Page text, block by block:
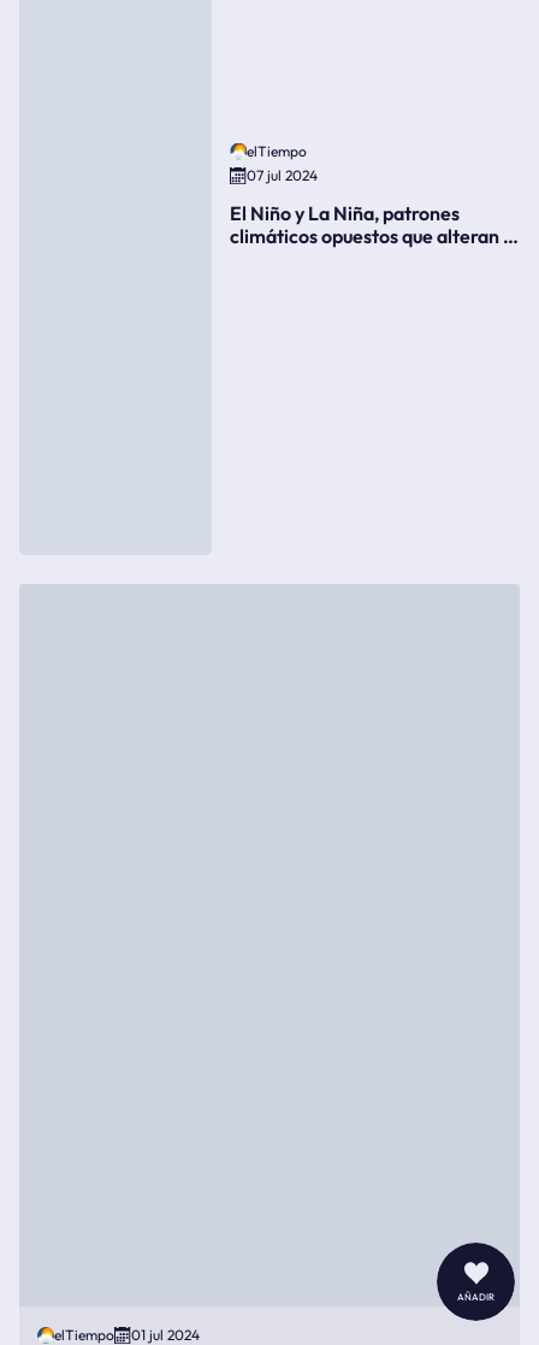
añadir
elTiempo
07 jul 2024
El Niño y La Niña, patrones
climáticos opuestos que alteran la
elTiempo 01 jul 2024